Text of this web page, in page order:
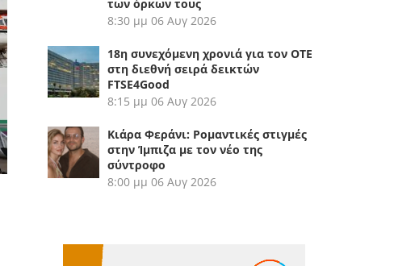
των όρκων τους
8:30 μμ 06 Αυγ 2026
18η συνεχόμενη χρονιά για τον ΟΤΕ
στη διεθνή σειρά δεικτών
FTSE4Good
8:15 μμ 06 Αυγ 2026
Κιάρα Φεράνι: Ρομαντικές στιγμές
στην Ίμπιζα με τον νέο της
σύντροφο
8:00 μμ 06 Αυγ 2026